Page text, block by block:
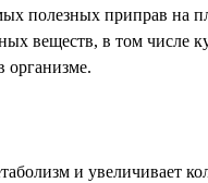
полезных приправ на
веществ, в том числе
организме.
и увеличивает